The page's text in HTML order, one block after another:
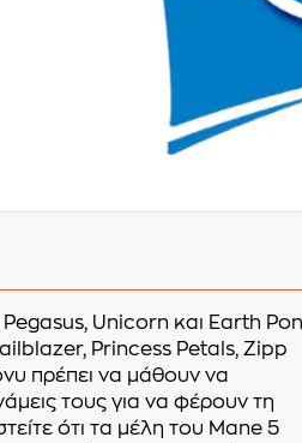
Unicorn και Earth
Princess Petals, Zipp
πρέπει να μάθουν να
τους για να φέρουν τη
ότι τα μέλη του Mane 5